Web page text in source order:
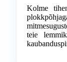
Kolme
teie